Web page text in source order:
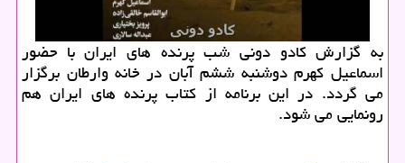
به گزارش كادو دونی شب پرنده های ایران با حضور
اسماعیل كهرم دوشنبه ششم آبان در خانه وارطان برگزار
می گردد. در این برنامه از كتاب پرنده های ایران هم
رونمایی می شود.